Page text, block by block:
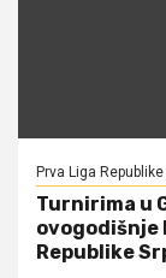
Prva Liga
Turnirima u
ovogodišnje
Republike